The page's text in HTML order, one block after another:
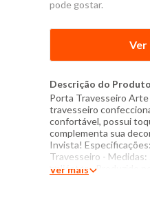
pode gostar.
Ver
Descrição do Produto
Porta Travesseiro
travesseiro
confortável, possui
complementa sua
Invista!
Travesseiro - Medidas:
poliéster - Produzido
Ver mais